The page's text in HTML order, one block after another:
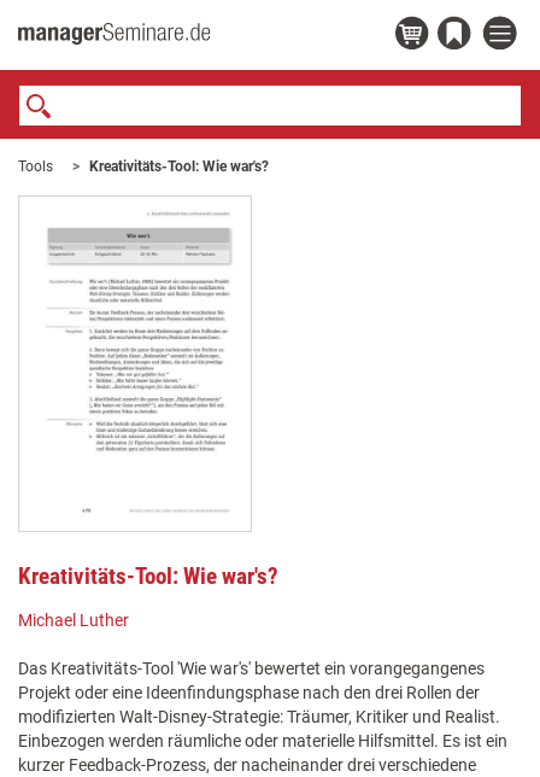
Tools Kreativitäts-Tool: Wie war's?
Kreativitäts-Tool: Wie war's?
Michael Luther
Das Kreativitäts-Tool 'Wie war's' bewertet ein vorangegangenes
Projekt oder eine Ideenfindungsphase nach den drei Rollen der
modifizierten Walt-Disney-Strategie: Träumer, Kritiker und Realist.
Einbezogen werden räumliche oder materielle Hilfsmittel. Es ist ein
kurzer Feedback-Prozess, der nacheinander drei verschiedene